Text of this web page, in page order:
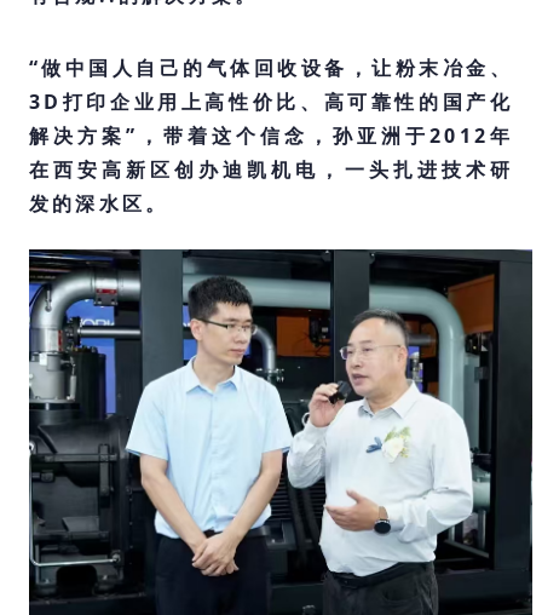
“做中国人自己的气体回收设备，让粉末冶金、
3D打印企业用上高性价比、高可靠性的国产化
解决方案”，带着这个信念，孙亚洲于2012年
在西安高新区创办迪凯机电，一头扎进技术研
发的深水区。